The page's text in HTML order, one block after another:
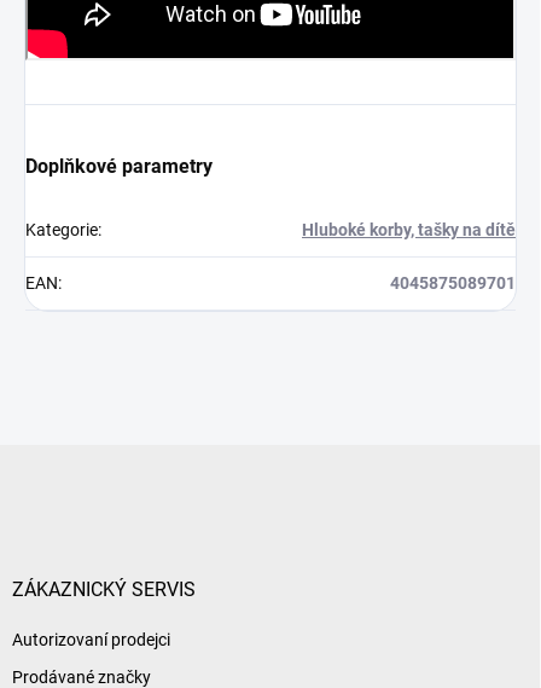
Doplňkové parametry
Kategorie: Hluboké korby, tašky na dítě
EAN: 4045875089701
ZÁKAZNICKÝ SERVIS
Autorizovaní prodejci
Prodávané značky